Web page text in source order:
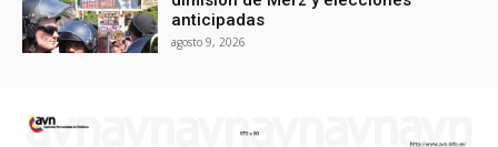
anticipadas
agosto 9, 2026